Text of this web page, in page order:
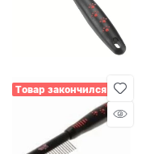
Товар закончился